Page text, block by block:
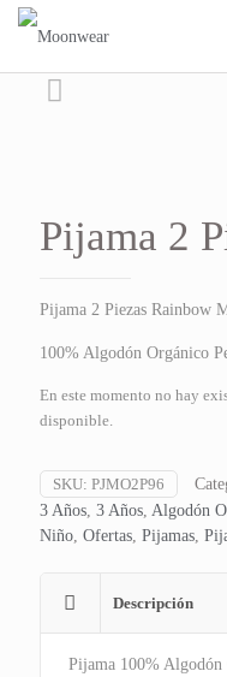
Pijama 2
Pijama 2 Piezas Rainbow
100% Algodón Orgánico
En este momento no hay
disponible.
SKU: PJMO2P96
3 Años, 3 Años, Algodón
Niño, Ofertas, Pijamas,
Descripción
Pijama 100% Algodón